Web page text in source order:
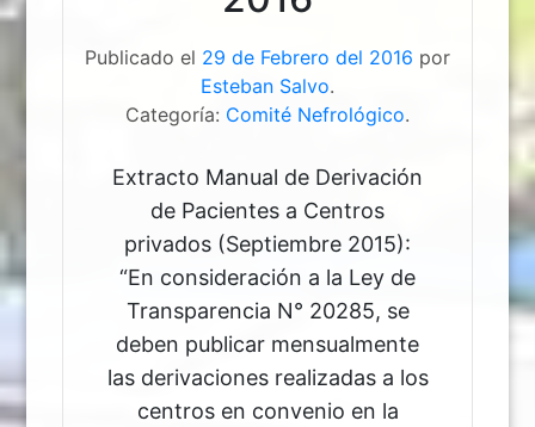
Publicado el 29 de Febrero del 2016 por
Esteban Salvo.
Categoría: Comité Nefrológico.
Extracto Manual de Derivación
de Pacientes a Centros
privados (Septiembre 2015):
“En consideración a la Ley de
Transparencia N° 20285, se
deben publicar mensualmente
las derivaciones realizadas a los
centros en convenio en la